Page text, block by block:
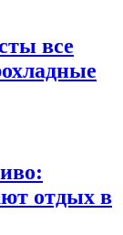
все
отдых в